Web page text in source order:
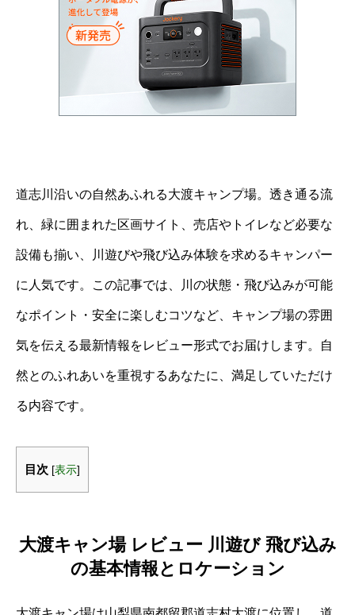
道志川沿いの自然あふれる大渡キャンプ場。透き通る流
れ、緑に囲まれた区画サイト、売店やトイレなど必要な
設備も揃い、川遊びや飛び込み体験を求めるキャンパー
に人気です。この記事では、川の状態・飛び込みが可能
なポイント・安全に楽しむコツなど、キャンプ場の雰囲
気を伝える最新情報をレビュー形式でお届けします。自
然とのふれあいを重視するあなたに、満足していただけ
る内容です。
目次 [表示]
大渡キャン場 レビュー 川遊び 飛び込み
の基本情報とロケーション